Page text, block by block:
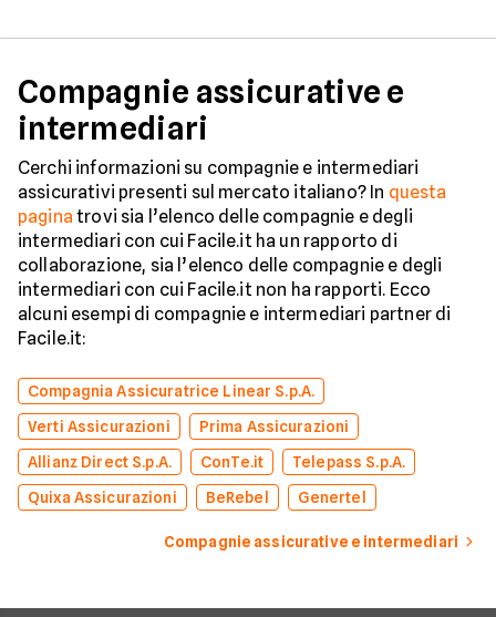
Compagnie assicurative e
intermediari
Cerchi informazioni su compagnie e intermediari
assicurativi presenti sul mercato italiano? In questa
pagina trovi sia l’elenco delle compagnie e degli
intermediari con cui Facile.it ha un rapporto di
collaborazione, sia l’elenco delle compagnie e degli
intermediari con cui Facile.it non ha rapporti. Ecco
alcuni esempi di compagnie e intermediari partner di
Facile.it:
Compagnia Assicuratrice Linear S.p.A.
Verti Assicurazioni
Prima Assicurazioni
Allianz Direct S.p.A.
ConTe.it
Telepass S.p.A.
Quixa Assicurazioni
BeRebel Genertel
Compagnie assicurative e intermediari